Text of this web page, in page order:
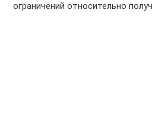
ограничений относительно